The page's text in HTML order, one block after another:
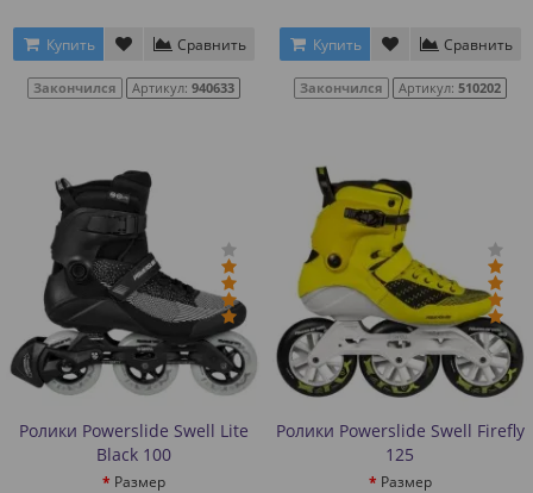
Купить Сравнить
Закончился Артикул: 940633
Купить Сравнить
Закончился Артикул: 510202
Ролики Powerslide Swell Lite
Black 100
Размер
Ролики Powerslide Swell Firefly
125
Размер